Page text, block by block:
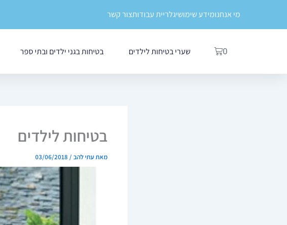
מי אנחנומידע שימושיגלריית עבודותצור קשר
0
עגלת
שערי בטיחות לילדים בטיחות בגני ילדים ובתי ספר
בטיחות לילדים
מאתעתי להב /
03/06/2018